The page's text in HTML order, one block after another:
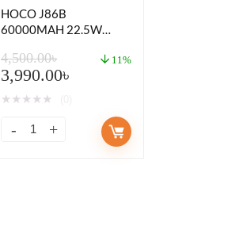
HOCO J86B
60000MAH 22.5W
4,500.00৳
3,990.00৳
11%
★ ★ ★ ★ ★